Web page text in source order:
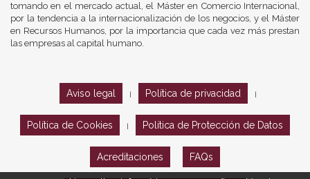
tomando en el mercado actual, el Máster en Comercio Internacional,
por la tendencia a la internacionalización de los negocios, y el Máster
en Recursos Humanos, por la importancia que cada vez más prestan
las empresas al capital humano.
Aviso legal Política de privacidad
Política de Cookies Política de Protección de Datos
Acreditaciones FAQs